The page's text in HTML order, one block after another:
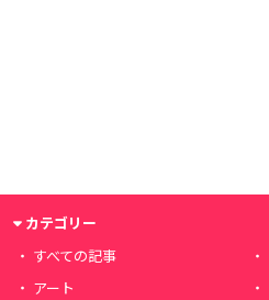
カテゴリー
すべての記事
アート